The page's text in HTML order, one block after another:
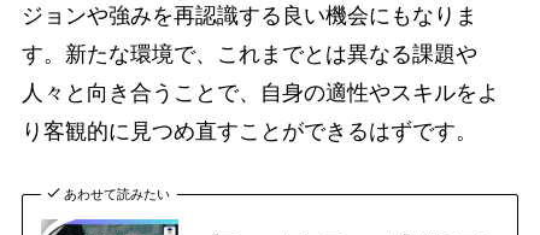
ジョンや強みを再認識する良い機会にもなりま
す。新たな環境で、これまでとは異なる課題や
人々と向き合うことで、自身の適性やスキルをよ
り客観的に見つめ直すことができるはずです。
あわせて読みたい